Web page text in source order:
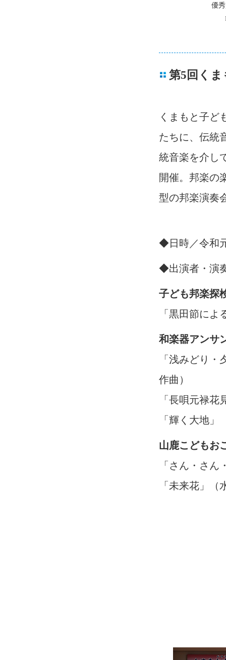
優
第5回く
くまもと子ど
たちに、伝統
統音楽を介し
開催。邦楽の
型の邦楽演奏
◆日時／令和
◆出演者・演
子ども邦楽
「黒田節に
和楽器アンサ
「浅みどり
作曲）
「長唄元禄
「輝く大地」
山鹿こどもお
「さん・さ
「未来花」（